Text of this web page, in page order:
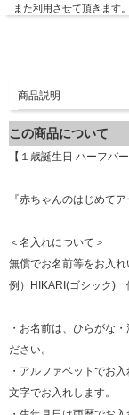
また利用させて頂きます。
商品説明
この商品について
【１歳誕生日 ハーフバ
『赤ちゃんのはじめて
＜名入れについて＞
無償でお名前等をお入れ
例）HIKARI(ゴシック)
・お名前は、ひらがな
ださい。
・アルファベットでお
文字でお入れします。